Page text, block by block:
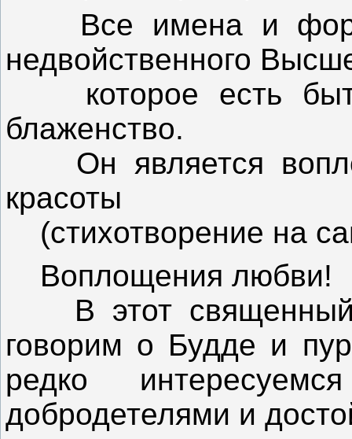
Все имена и
недвойственного
которое есть
блаженство.
Он является
красоты
(стихотворение на
Воплощения любви!
В этот священный
говорим о Будде и
редко
добродетелями и